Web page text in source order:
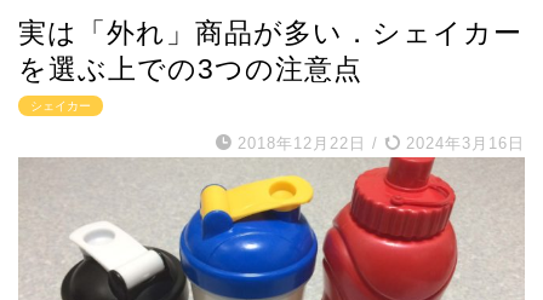
実は「外れ」商品が多い．シェイカー
を選ぶ上での3つの注意点
シェイカー
2018年12月22日 / 2024年3月16日